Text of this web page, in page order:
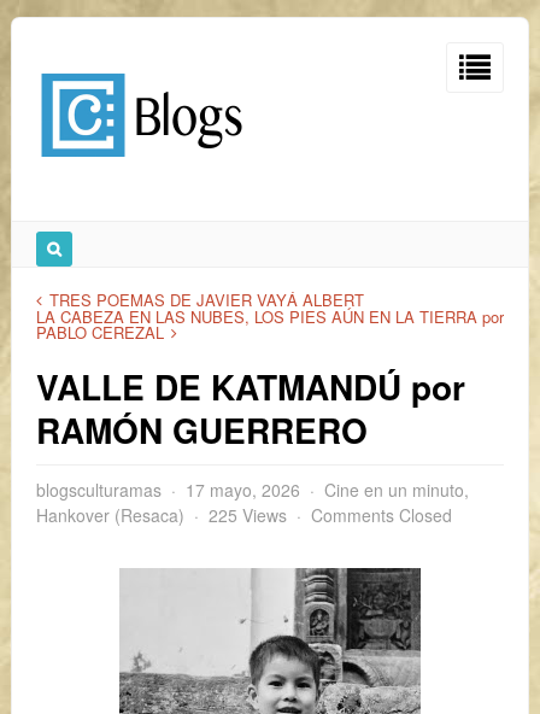
TRES POEMAS DE JAVIER VAYÁ ALBERT
LA CABEZA EN LAS NUBES, LOS PIES AÚN EN LA TIERRA por
PABLO CEREZAL
VALLE DE KATMANDÚ por
RAMÓN GUERRERO
blogsculturamas 17 mayo, 2026 Cine en un minuto,
Hankover (Resaca)
225 Views Comments Closed